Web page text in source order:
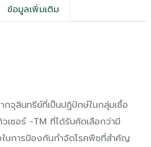
ข้อมูลเพิ่มเติม
จุลินทรีย์ที่เป็นปฏิปักษ์ในกลุ่มเชื้อ
เซอร์ -TM ที่ได้รับคัดเลือกว่ามี
นการป้องกันกำจัดโรคพืชที่สำคัญ